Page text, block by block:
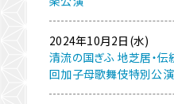
2024年10月2日(水)
清流の国ぎふ 地芝居・伝
回加子母歌舞伎特別公